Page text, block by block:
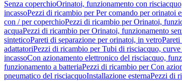
Senza coperchioOrinatoi, funzionamento con
incassoPezzi di ricambio per Per comando per orinatoi
con / per coperchioPezzi di ricambio per Orinatoi,
acquaPezzi di ricambio per Orinatoi, funzionamento
sinteticoPareti di separazione per orinatoi, in vetro
adattatoriPezzi di ricambio per Tubi di risciacquo,
incassoCon azionamento elettronico del risciacquo,
funzionamento a batteriaPezzi di ricambio per Con
pneumatico del risciacquoInstallazione esternaPezzi di